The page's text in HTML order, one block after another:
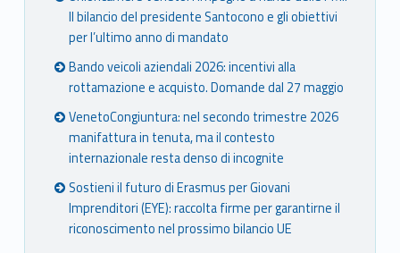
Il bilancio del presidente Santocono e gli obiettivi
per l’ultimo anno di mandato
Bando veicoli aziendali 2026: incentivi alla
rottamazione e acquisto. Domande dal 27 maggio
VenetoCongiuntura: nel secondo trimestre 2026
manifattura in tenuta, ma il contesto
internazionale resta denso di incognite
Sostieni il futuro di Erasmus per Giovani
Imprenditori (EYE): raccolta firme per garantirne il
riconoscimento nel prossimo bilancio UE